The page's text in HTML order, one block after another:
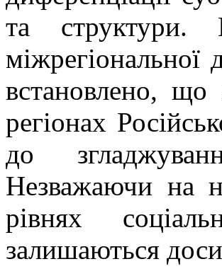
та структури.
міжрегіональної
встановлено,
регіонах
до
Незважаючи на
рівнях
залишаються